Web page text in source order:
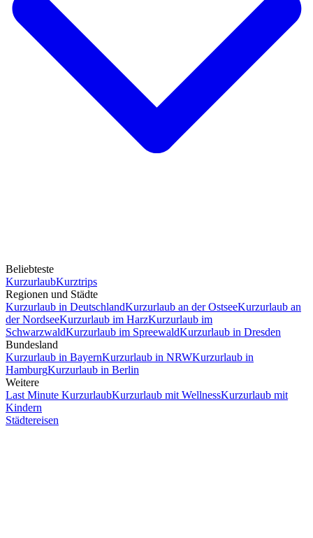
Beliebteste
KurzurlaubKurztrips
Regionen und Städte
Kurzurlaub in DeutschlandKurzurlaub an der OstseeKurzurlaub an
der NordseeKurzurlaub im HarzKurzurlaub im
SchwarzwaldKurzurlaub im SpreewaldKurzurlaub in Dresden
Bundesland
Kurzurlaub in BayernKurzurlaub in NRWKurzurlaub in
HamburgKurzurlaub in Berlin
Weitere
Last Minute KurzurlaubKurzurlaub mit WellnessKurzurlaub mit
Kindern
Städtereisen